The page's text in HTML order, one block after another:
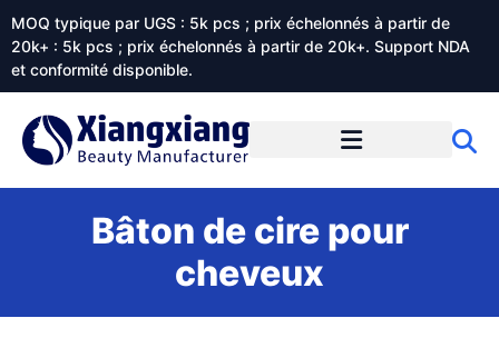
MOQ typique par UGS : 5k pcs ; prix échelonnés à partir de
20k+ : 5k pcs ; prix échelonnés à partir de 20k+. Support NDA
et conformité disponible.
Bâton de cire pour
cheveux